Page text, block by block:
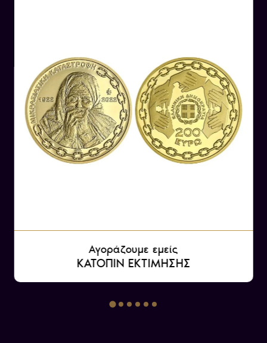
Θεσσαλονίκης
Η απελευθέρωση της Θεσσαλονίκης το 1912
ήταν μια σημαντική στιγμή στην ιστορία της
Ελλάδας και της περιοχής των Βαλκανίων. Στο
πλαίσιο του Α΄ Βαλκανικού Πολέμου, ο Ελληνικό
Στρατός, κατάφερε να απελευθερώσει τη
Θεσσαλονίκη από την Οθωμανική
ήταν μια από τις μεγαλύτερες πόλεις της
Οθωμανικής Αυτοκρατορίας και μια από τις πιο
σημαντικές πόλεις των Βαλκανίων. Η
απελευθέρωση της πόλης οδήγησε σε μια νέα
εποχή για τους Έλληνες της περιοχής, ήταν μια
Α΄Βαλκανικό Πόλεμο, και αποτέλεσε την
Αγοράζουμε εμείς
ΚΑΤΟΠΙΝ ΕΚΤΙΜΗΣΗΣ